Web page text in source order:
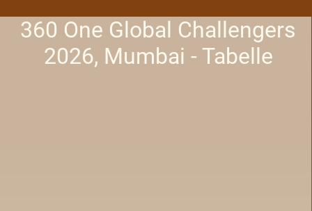
360 One Global Challengers
2026, Mumbai - Tabelle